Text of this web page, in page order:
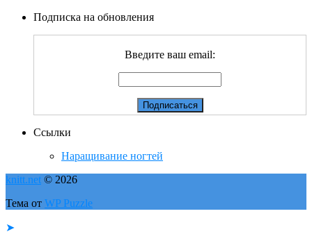
Подписка на обновления
Введите ваш email:
Ссылки
Наращивание ногтей
knitt.net © 2026
Тема от WP Puzzle
➤